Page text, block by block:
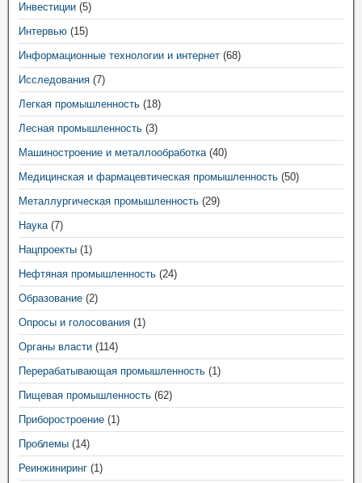
Инвестиции (5)
Интервью (15)
Информационные технологии и интернет (68)
Исследования (7)
Легкая промышленность (18)
Лесная промышленность (3)
Машиностроение и металлообработка(40)
Медицинская и фармацевтическая промышленность (50)
Металлургическая промышленность (29)
Наука(7)
Нацпроекты (1)
Нефтяная промышленность (24)
Образование (2)
Опросы и голосования (1)
Органы власти (114)
Перерабатывающая промышленность (1)
Пищевая промышленность (62)
Приборостроение (1)
Проблемы (14)
Реинжиниринг (1)